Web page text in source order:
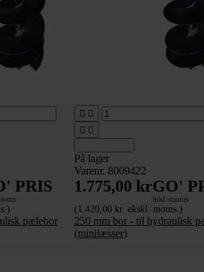
PRIS
pælebor
 
 
På lager
Varenr. 8009422
1.775,00 krGO'
inkl. moms
(1.420,00 kr. ekskl. moms.)
250 mm bor - til hydraulisk
(minilæsser)